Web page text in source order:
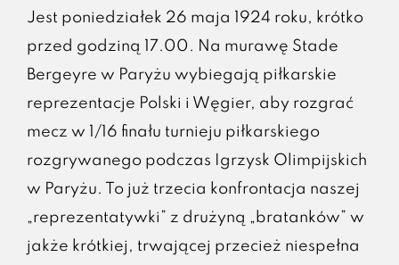
Jest poniedziałek 26 maja 1924 roku, krótko
przed godziną 17.00. Na murawę Stade
Bergeyre w Paryżu wybiegają piłkarskie
reprezentacje Polski i Węgier, aby rozgrać
mecz w 1/16 finału turnieju piłkarskiego
rozgrywanego podczas Igrzysk Olimpijskich
w Paryżu. To już trzecia konfrontacja naszej
„reprezentatywki” z drużyną „bratanków” w
jakże krótkiej, trwającej przecież niespełna